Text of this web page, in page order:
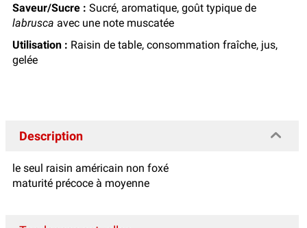
Saveur/Sucre : Sucré, aromatique, goût typique de
labrusca avec une note muscatée
Utilisation : Raisin de table, consommation fraîche, jus,
gelée
Description
le seul raisin américain non foxé
maturité précoce à moyenne